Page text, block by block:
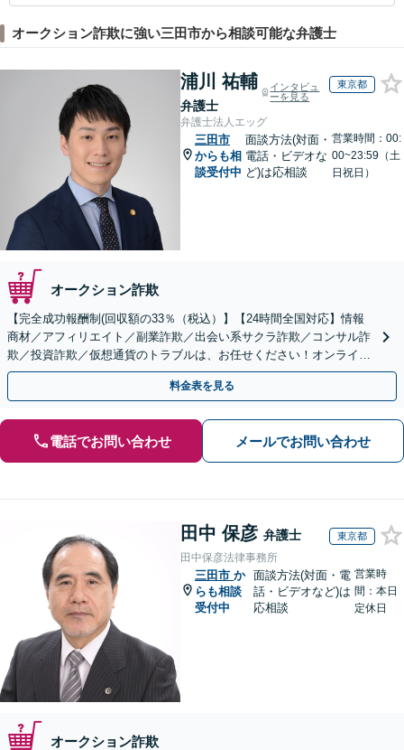
オークション詐欺に強い三田市から相談可能な弁護士
浦川 祐輔
弁護士
インタビュ
ーを見る
東京都
弁護士法人エッグ
三田市
からも相
談受付中
面談方法(対面・
電話・ビデオな
ど)は応相談
営業時間：00:
00~23:59（土
日祝日）
オークション詐欺
【完全成功報酬制(回収額の33％（税込）】【24時間全国対応】情報
商材／アフィリエイト／副業詐欺／出会い系サクラ詐欺／コンサル詐
欺／投資詐欺／仮想通貨のトラブルは、お任せください！オンライン
のみで解決も可能！
料金表を見る
電話でお問い合わせ メールでお問い合わせ
田中 保彦 弁護士 東京都
田中保彦法律事務所
三田市 か
らも相談
受付中
面談方法(対面・電
話・ビデオなど)は
応相談
営業時
間：本日
定休日
オークション詐欺